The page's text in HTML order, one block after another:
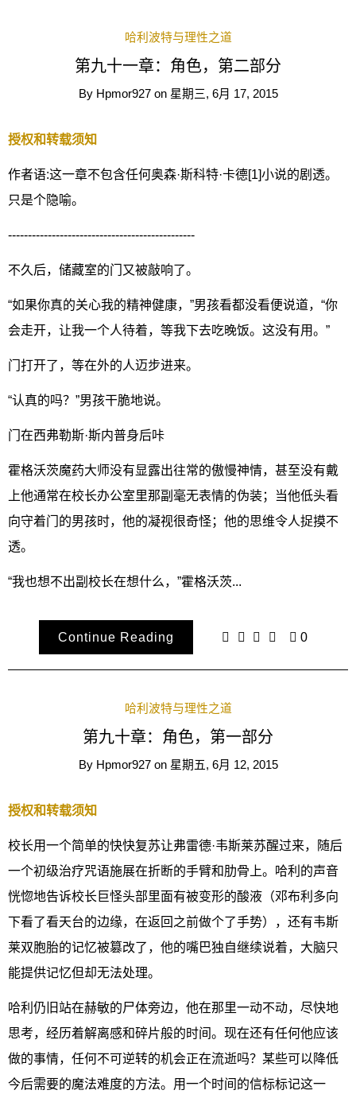
哈利波特与理性之道
第九十一章：角色，第二部分
By Hpmor927 on 星期三, 6月 17, 2015
授权和转载须知
作者语:这一章不包含任何奥森·斯科特·卡德[1]小说的剧透。
只是个隐喻。
-----------------------------------------------
不久后，储藏室的门又被敲响了。
“如果你真的关心我的精神健康，”男孩看都没看便说道，“你
会走开，让我一个人待着，等我下去吃晚饭。这没有用。”
门打开了，等在外的人迈步进来。
“认真的吗？”男孩干脆地说。
门在西弗勒斯·斯内普身后咔
霍格沃茨魔药大师没有显露出往常的傲慢神情，甚至没有戴
上他通常在校长办公室里那副毫无表情的伪装；当他低头看
向守着门的男孩时，他的凝视很奇怪；他的思维令人捉摸不
透。
“我也想不出副校长在想什么，”霍格沃茨...
Continue Reading 0
哈利波特与理性之道
第九十章：角色，第一部分
By Hpmor927 on 星期五, 6月 12, 2015
授权和转载须知
校长用一个简单的快快复苏让弗雷德·韦斯莱苏醒过来，随后
一个初级治疗咒语施展在折断的手臂和肋骨上。哈利的声音
恍惚地告诉校长巨怪头部里面有被变形的酸液（邓布利多向
下看了看天台的边缘，在返回之前做个了手势），还有韦斯
莱双胞胎的记忆被篡改了，他的嘴巴独自继续说着，大脑只
能提供记忆但却无法处理。
哈利仍旧站在赫敏的尸体旁边，他在那里一动不动，尽快地
思考，经历着解离感和碎片般的时间。现在还有任何他应该
做的事情，任何不可逆转的机会正在流逝吗？某些可以降低
今后需要的魔法难度的方法。用一个时间的信标标记这一